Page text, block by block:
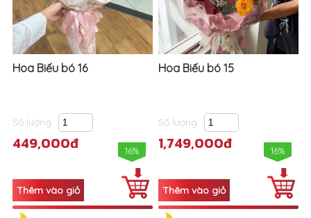
Hoa Biếu bó 16
Số lượng
449,000đ 16%
Hoa Biếu bó 15
Số lượng
1,749,000đ 16%